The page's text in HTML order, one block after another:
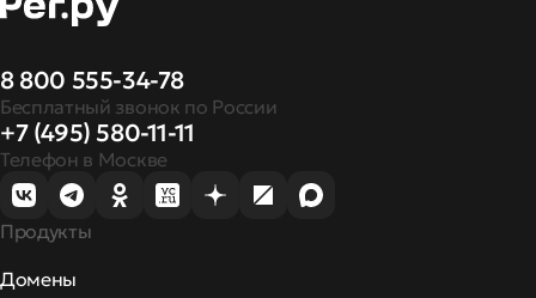
8 800 555-34-78
Бесплатный звонок по России
+7 (495) 580-11-11
Телефон в Москве
Продукты
Домены